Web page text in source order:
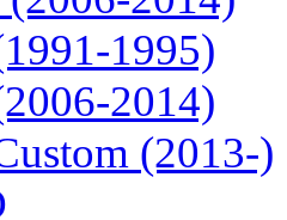
1995)
2014)
(2013-)